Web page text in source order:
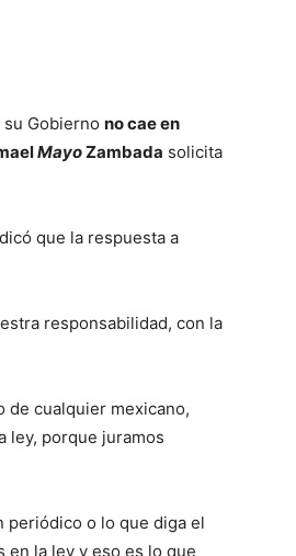
Gobierno no cae en
MayoZambada solicita
que la respuesta a
responsabilidad, con la
de cualquier mexicano,
ley, porque juramos
periódico o lo que diga el
la ley y eso es lo que